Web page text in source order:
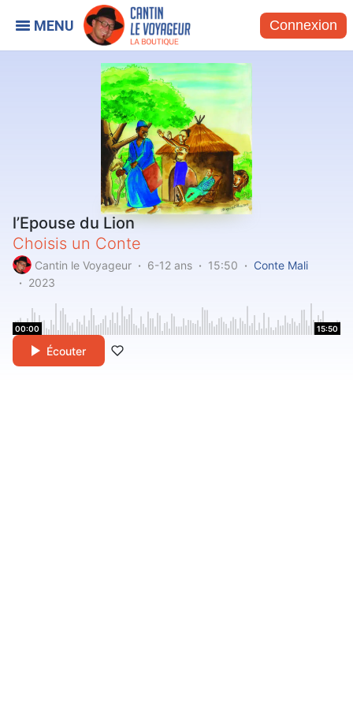
Connexion
l’Epouse du Lion
Choisis un Conte
Cantin le Voyageur 6-12 ans 15:50
Conte Mali
2023
00:00 15:50
Écouter